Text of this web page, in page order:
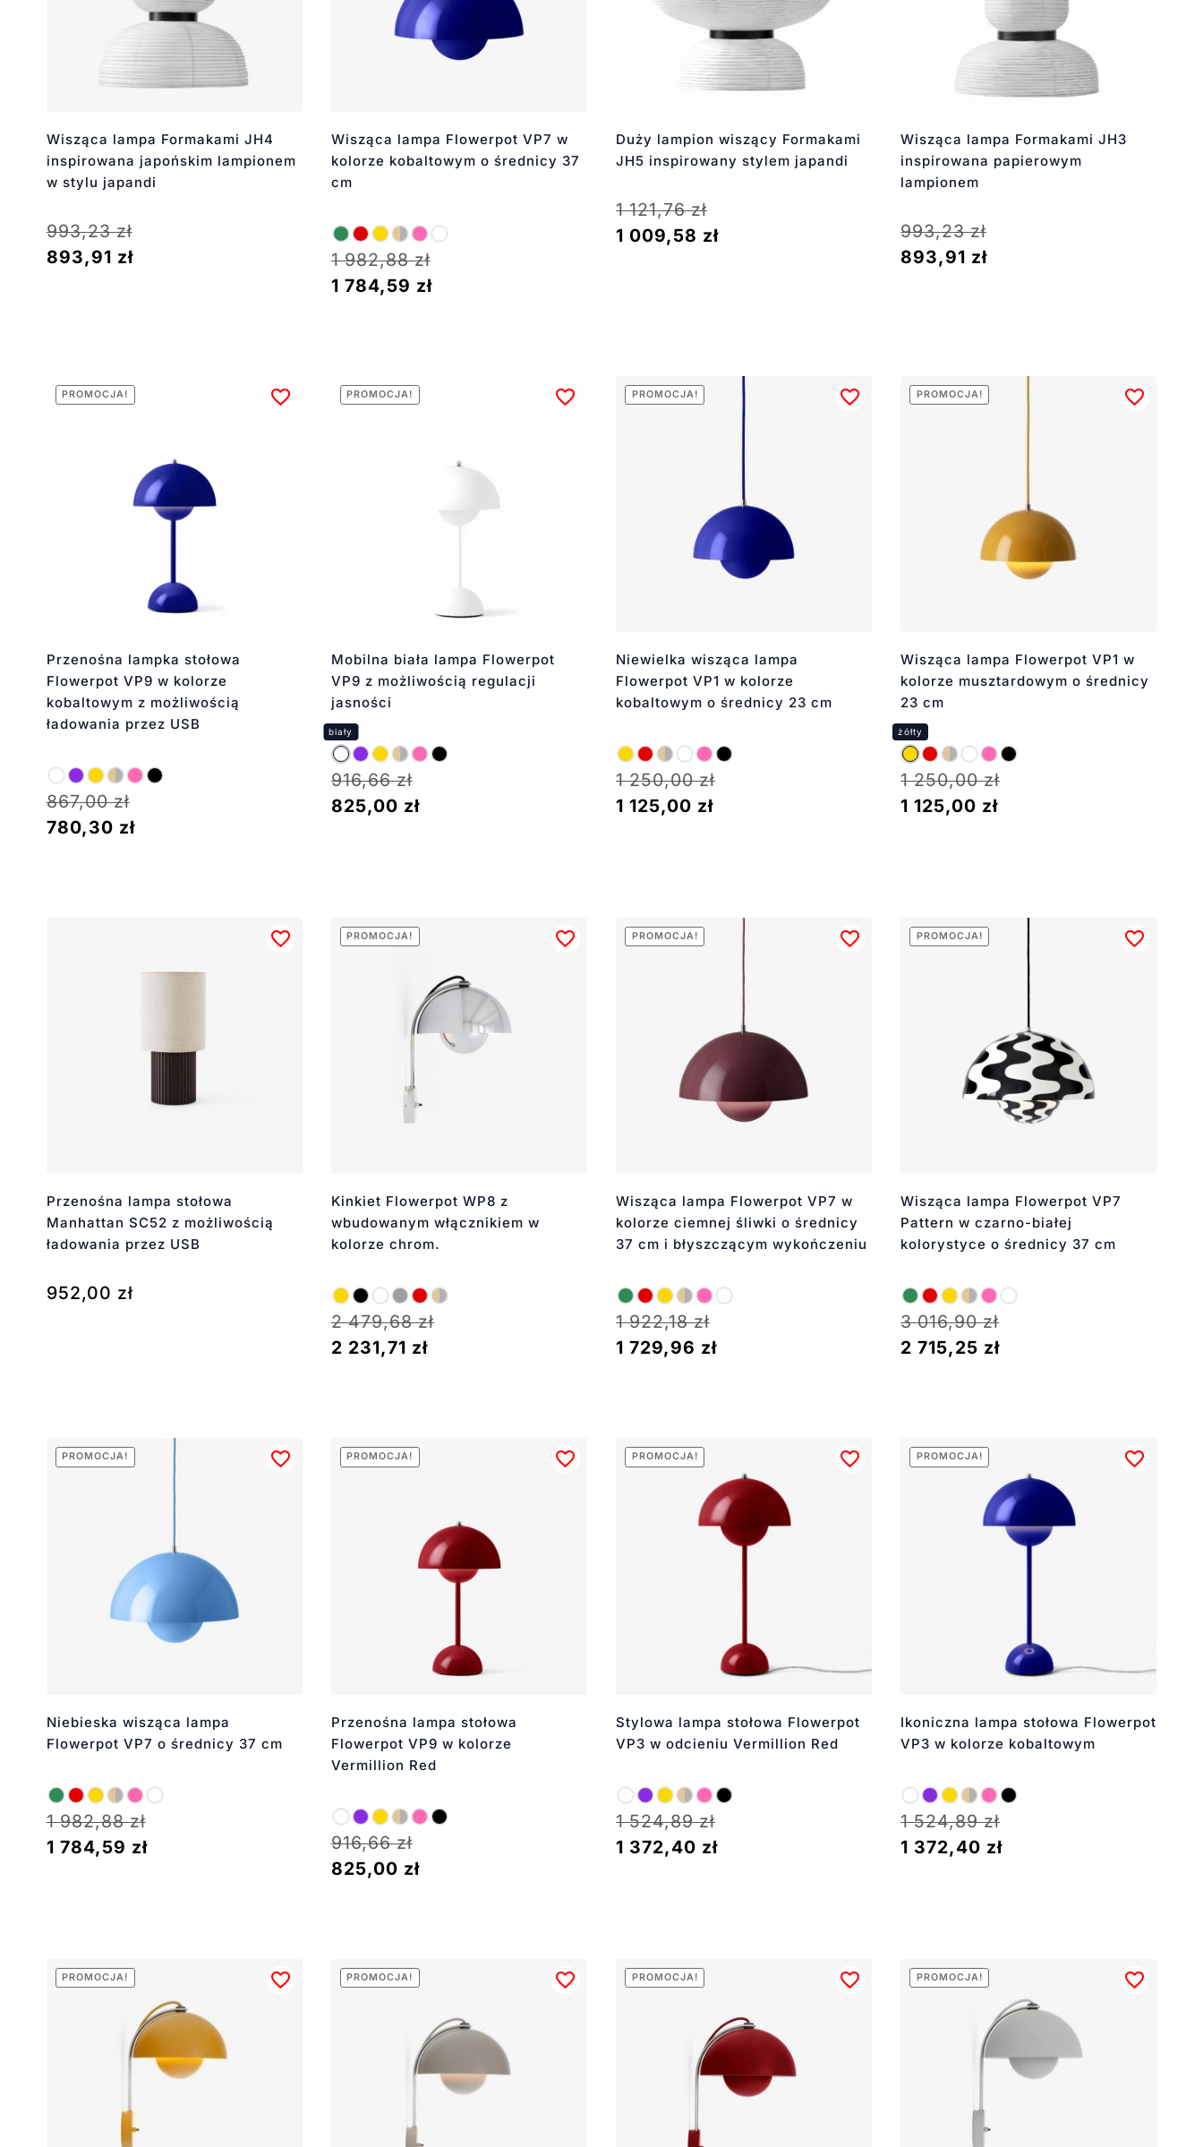
Wisząca lampa Formakami JH4
inspirowana japońskim lampionem
w stylu japandi
993,23zł
893,91 zł
Wisząca lampa Flowerpot VP7 w
kolorze kobaltowym o średnicy 37
cm
1 982,88zł
1 784,59 zł
Duży lampion wiszący Formakami
JH5 inspirowany stylem japandi
1 121,76zł
1 009,58 zł
Wisząca lampa Formakami JH3
inspirowana papierowym
lampionem
993,23zł
893,91 zł
Przenośna lampka stołowa
Flowerpot VP9 w kolorze
kobaltowym z możliwością
ładowania przez USB
PROMOCJA!
867,00zł
780,30 zł
Mobilna biała lampa Flowerpot
VP9 z możliwością regulacji
jasności
PROMOCJA!
916,66zł
825,00 zł
Niewielka wisząca lampa
Flowerpot VP1 w kolorze
kobaltowym o średnicy 23 cm
PROMOCJA!
1 250,00zł
1 125,00 zł
Wisząca lampa Flowerpot VP1 w
kolorze musztardowym o średnicy
23 cm
PROMOCJA!
1 250,00zł
1 125,00 zł
Przenośna lampa stołowa
Manhattan SC52 z możliwością
ładowania przez USB
952,00 zł
Kinkiet Flowerpot WP8 z
wbudowanym włącznikiem w
kolorze chrom.
PROMOCJA!
2 479,68zł
2 231,71 zł
Wisząca lampa Flowerpot VP7 w
kolorze ciemnej śliwki o średnicy
37 cm i błyszczącym wykończeniu
PROMOCJA!
1 922,18zł
1 729,96 zł
Wisząca lampa Flowerpot VP7
Pattern w czarno-białej
kolorystyce o średnicy 37 cm
PROMOCJA!
3 016,90zł
2 715,25 zł
Niebieska wisząca lampa
Flowerpot VP7 o średnicy 37 cm
PROMOCJA!
1 982,88zł
1 784,59 zł
Przenośna lampa stołowa
Flowerpot VP9 w kolorze
Vermillion Red
PROMOCJA!
916,66zł
825,00 zł
Stylowa lampa stołowa Flowerpot
VP3 w odcieniu Vermillion Red
PROMOCJA!
1 524,89zł
1 372,40 zł
Ikoniczna lampa stołowa Flowerpot
VP3 w kolorze kobaltowym
PROMOCJA!
1 524,89zł
1 372,40 zł
PROMOCJA! PROMOCJA! PROMOCJA! PROMOCJA!